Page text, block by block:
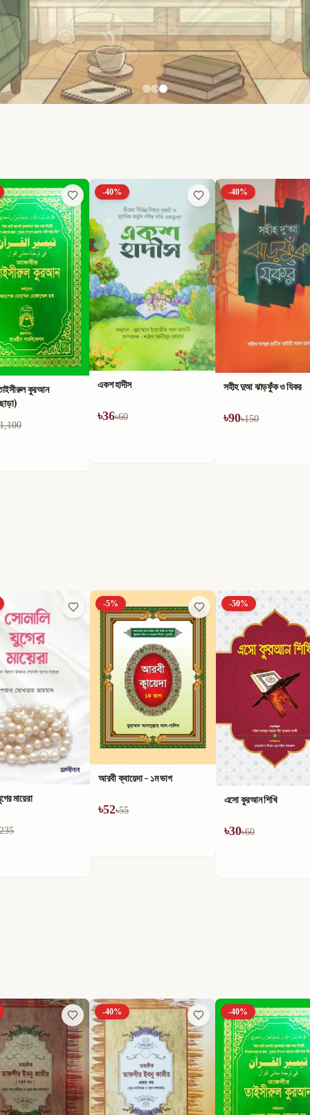
কুরআন
-40%
একশ হাদীস
৳36৳60
-40%
সহীহ দুআ ঝাড়ফুঁক ও যিকর
৳90৳150
মায়েরা
235
-5%
আরবী ক্বায়েদা - ১ম ভাগ
৳52৳55
-50%
এসো কুরআন শিখি
৳30৳60
-40% -40%